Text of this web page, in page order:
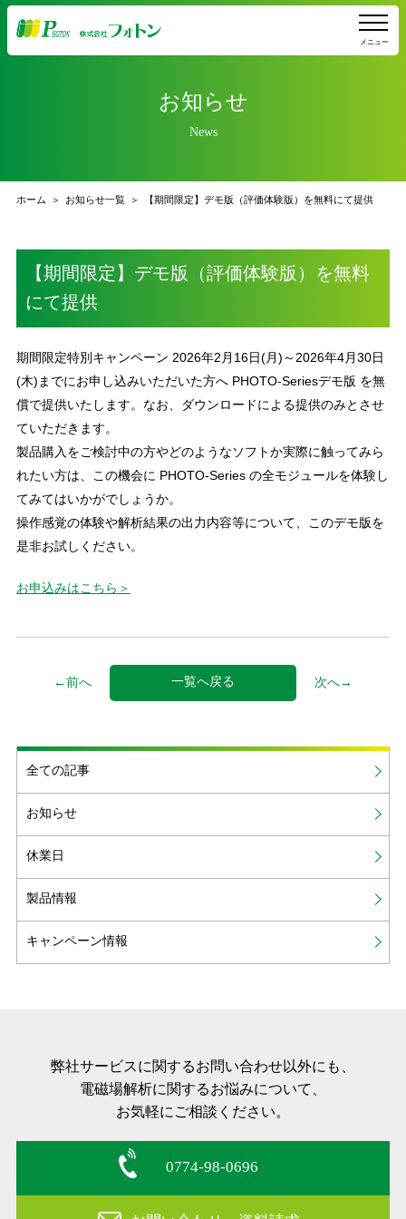
メニュー
お知らせ
News
ホーム お知らせ一覧 【期間限定】デモ版（評価体験版）を無料にて提供
【期間限定】デモ版（評価体験版）を無料
にて提供
期間限定特別キャンペーン 2026年2月16日(月)～2026年4月30日
(木)までにお申し込みいただいた方へ PHOTO-Seriesデモ版 を無
償で提供いたします。なお、ダウンロードによる提供のみとさせ
ていただきます。
製品購入をご検討中の方やどのようなソフトか実際に触ってみら
れたい方は、この機会に PHOTO-Series の全モジュールを体験し
てみてはいかがでしょうか。
操作感覚の体験や解析結果の出力内容等について、このデモ版を
是非お試しください。
お申込みはこちら＞
←前へ 一覧へ戻る 次へ→
全ての記事
お知らせ
休業日
製品情報
キャンペーン情報
弊社サービスに関するお問い合わせ以外にも、
電磁場解析に関するお悩みについて、
お気軽にご相談ください。
0774-98-0696